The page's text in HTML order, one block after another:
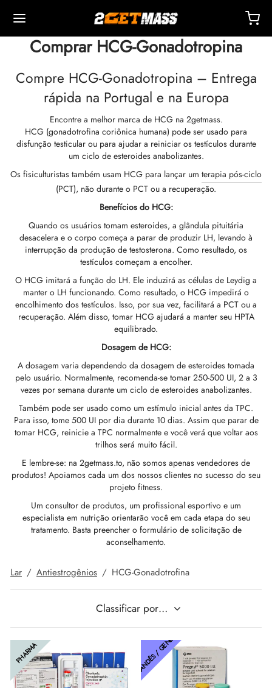
Comprar HCG-Gonadotropina
Compre HCG-Gonadotropina – Entrega
rápida na Portugal e na Europa
Encontre a melhor marca de HCG na 2getmass.
HCG (gonadotrofina coriônica humana) pode ser usado para
disfunção testicular ou para ajudar a reiniciar os testículos durante
um ciclo de esteroides anabolizantes.
Os fisiculturistas também usam HCG para lançar um terapia pós-ciclo
(PCT), não durante o PCT ou a recuperação.
Benefícios do HCG:
Quando os usuários tomam esteroides, a glândula pituitária
desacelera e o corpo começa a parar de produzir LH, levando à
interrupção da produção de testosterona. Como resultado, os
testículos começam a encolher.
O HCG imitará a função do LH. Ele induzirá as células de Leydig a
manter o LH funcionando. Como resultado, o HCG impedirá o
encolhimento dos testículos. Isso, por sua vez, facilitará a PCT ou a
recuperação. Além disso, tomar HCG ajudará a manter seu HPTA
equilibrado.
Dosagem de HCG:
A dosagem varia dependendo da dosagem de esteroides tomada
pelo usuário. Normalmente, recomenda-se tomar 250-500 UI, 2 a 3
vezes por semana durante um ciclo de esteroides anabolizantes.
Também pode ser usado como um estímulo inicial antes da TPC.
Para isso, tome 500 UI por dia durante 10 dias. Assim que parar de
tomar HCG, reinicie a TPC normalmente e você verá que voltar aos
trilhos será muito fácil.
E lembre-se: na 2getmass.to, não somos apenas vendedores de
produtos! Apoiamos cada um dos nossos clientes no sucesso do seu
projeto fitness.
Um consultor de produtos, um profissional esportivo e um
especialista em nutrição orientarão você em cada etapa do seu
tratamento. Basta preencher o formulário de solicitação de
aconselhamento.
Lar / Antiestrogênios / HCG-Gonadotrofina
PHARMA TAILANDÊS / GENÉTICO
Entrega E Varejo Por Armazém
🇪🇺
INT. 🌍
🇪🇺 🌍
EU 🇪🇺
PHARMA 🇪🇺
/ SOMATROP 🇪🇺
EU 🇪🇺
PHARMA 🇪🇺
/ GENETIC 🇪🇺
🇪🇺
/ PHARMACOM INT. 🌍
Entrega E Varejo Por Armazém
EUA 🇺🇸
EUA 🇺🇸
/ PHARMACOM INT. 🌍
SHREE/ POWERBOLIC – Ásia 🇺🇸 🌍
Entrega E Varejo Por Armazém
INT. 🌍
🇪🇺 🌍
SHREE/ POWERBOLIC – Ásia 🇺🇸 🌍
/ PHARMACOM INT. 🌍
De Testosterona (DHB)
De Anadrol (oximetolona)
(Equipoise)
Durabolin (Decanoato De Nandrolona)
Injetável (metandienona)
De Esteróides (injeção)
De Masteron (Drostanolona)
De Nandrolona (NPP)
Injetável (metenolona)
De Trestolona (MENT)
Injetável (estanozolol)
De Masteron (Drostanolona)
(Drostanolona) Enantato
De Masteron (Drostanolona)
De Trembolona
De Trembolona
De Trembolona
(Trembolona Hexa)
Testosterona (Suspensão)
De Testosterona
De Testosterona
De Testosterona
Oral
De Testosterona
Sustanon
De Testosterona
(oximetolona) Oral
(Oxandrolona)
Oral (metandienona)
(Fluoximesterona)
De Esteróides (oral)
/ T6
Oral (acetato De Metenolona)
Oral
(Estanozolol) Oral
T3 / T4
(Anastrozol)
(Clomifeno)
(Aromasin)
Gonadotrofina
(Tamoxifeno)
(Mesterolona)
De Injeção
Sanguínea EPO
(Hormônios Do Crescimento Humano)
I
De Peso
De Injeção
Para Injeção Intramuscular
Para Injeção Subcutânea
C
(Ozempic)
Alfa
(Mounjaro)
(Sibutramina)
(Ozempic)
(Mounjaro)
– Cardarine
Ligandol
– Ostarina
– Ibutamoren
Mastorin
– Miostina
Antienvelhecimento
De Resistência
De Força
De Perda De Peso
De Ganho De Massa
Para Ganho De Massa Magra
Feminino
De Suporte
– Perguntas Frequentes
Recebido
Da Embalagem
De Pagamento
Um Desconto
Pelo Meu Pedido
Meu Pagamento
Bancária
(USA)